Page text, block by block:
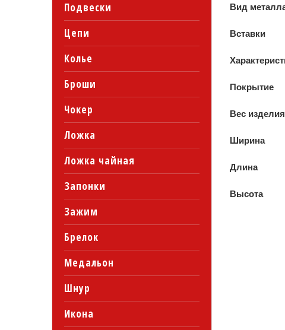
Подвески
Цепи
Колье
Броши
Чокер
Ложка
Ложка чайная
Запонки
Зажим
Брелок
Медальон
Шнур
Икона
Вид
Вставки
Покрытие
Вес изделия
Ширина
Длина
Высота